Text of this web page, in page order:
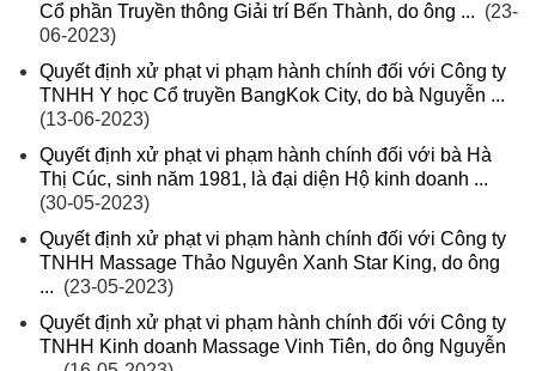
Cổ phần Truyền thông Giải trí Bến Thành, do ông ... (23-
06-2023)
Quyết định xử phạt vi phạm hành chính đối với Công ty
TNHH Y học Cổ truyền BangKok City, do bà Nguyễn ...
(13-06-2023)
Quyết định xử phạt vi phạm hành chính đối với bà Hà
Thị Cúc, sinh năm 1981, là đại diện Hộ kinh doanh ...
(30-05-2023)
Quyết định xử phạt vi phạm hành chính đối với Công ty
TNHH Massage Thảo Nguyên Xanh Star King, do ông
... (23-05-2023)
Quyết định xử phạt vi phạm hành chính đối với Công ty
TNHH Kinh doanh Massage Vinh Tiên, do ông Nguyễn